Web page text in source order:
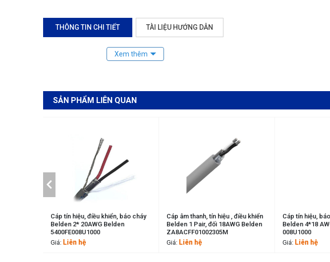
THÔNG TIN CHI TIẾT TÀI LIỆU HƯỚNG DẪN
SẢN PHẨM LIÊN QUAN
Cáp tín hiệu, điều khiển, báo cháy
Belden 2* 20AWG Belden
5400FE008U1000
Liên hệ
Cáp âm thanh, tín hiệu , điều khiển
Belden 1 Pair, đối 18AWG Belden
ZA8ACFF01002305M
Liên hệ
Cáp tín hiệu, báo
Belden 4*18 AWG
008U1000
Liên hệ